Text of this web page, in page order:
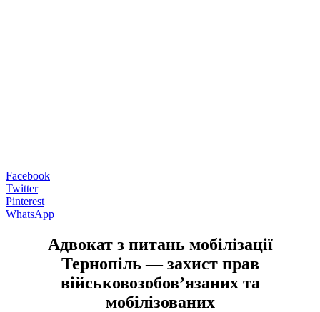
Facebook
Twitter
Pinterest
WhatsApp
Адвокат з питань мобілізації
Тернопіль — захист прав
військовозобов’язаних та
мобілізованих